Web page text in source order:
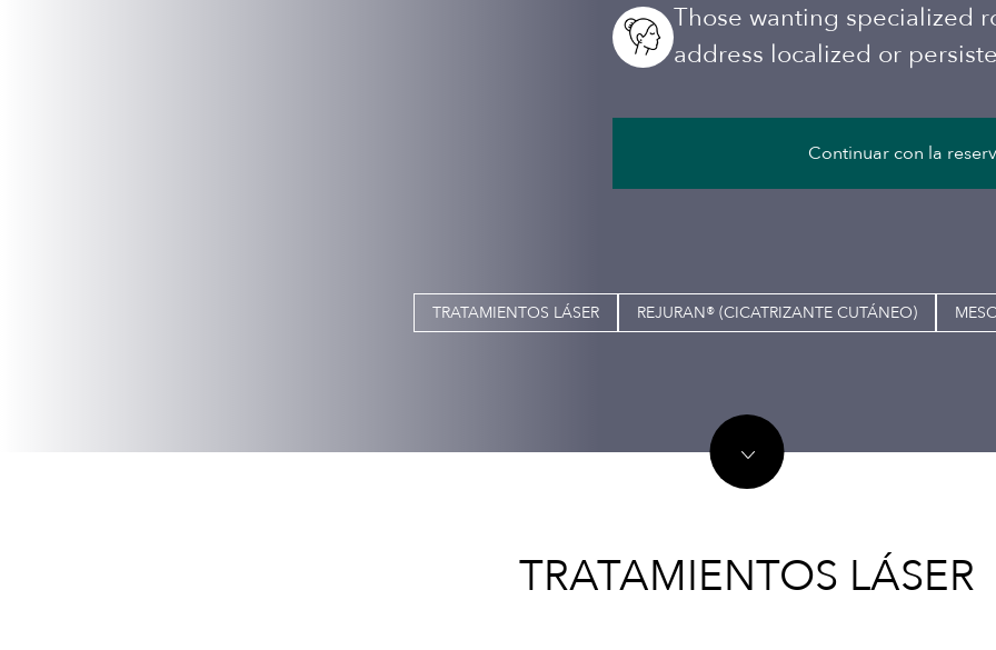
Those wanting specialized
address localized or
Continuar con la
TRATAMIENTOS LÁSER REJURAN® (CICATRIZANTE CUTÁNEO)
TRATAMIENTOS LÁSER